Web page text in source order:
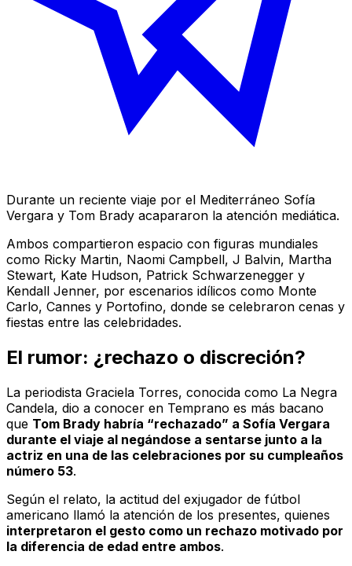
Durante un reciente viaje por el Mediterráneo Sofía
Vergara y Tom Brady acapararon la atención mediática.
Ambos compartieron espacio con figuras mundiales
como Ricky Martin, Naomi Campbell, J Balvin, Martha
Stewart, Kate Hudson, Patrick Schwarzenegger y
Kendall Jenner, por escenarios idílicos como Monte
Carlo, Cannes y Portofino, donde se celebraron cenas y
fiestas entre las celebridades.
El rumor: ¿rechazo o discreción?
La periodista Graciela Torres, conocida como La Negra
Candela, dio a conocer en Temprano es más bacano
que Tom Brady habría “rechazado” a Sofía Vergara
durante el viaje al negándose a sentarse junto a la
actriz en una de las celebraciones por su cumpleaños
número 53.
Según el relato, la actitud del exjugador de fútbol
americano llamó la atención de los presentes, quienes
interpretaron el gesto como un rechazo motivado por
la diferencia de edad entre ambos.